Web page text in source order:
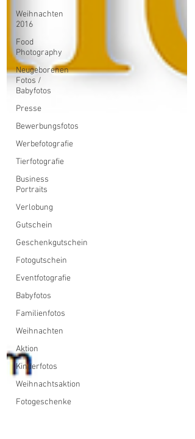
Weihnachten
2016
Food
Photography
Neugeborenen
Fotos /
Babyfotos
Presse
Bewerbungsfotos
Werbefotografie
Tierfotografie
Business
Portraits
Verlobung
Gutschein
Geschenkgutschein
Fotogutschein
Eventfotografie
Babyfotos
Familienfotos
Weihnachten
Aktion
Kinderfotos
Weihnachtsaktion
Fotogeschenke